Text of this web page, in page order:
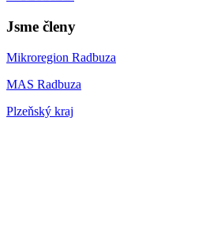
Jsme členy
Mikroregion Radbuza
MAS Radbuza
Plzeňský kraj